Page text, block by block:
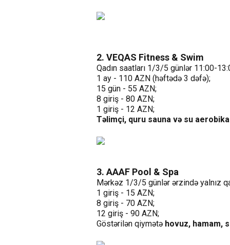
2. VEQAS Fitness & Swim
Qadın saatları 1/3/5 günlər 11:00-
1 ay - 110 AZN (həftədə 3 dəfə);
15 gün - 55 AZN;
8 giriş - 80 AZN;
1 giriş - 12 AZN;
Təlimçi, quru sauna və su
3. AAAF Pool & Spa
Mərkəz 1/3/5 günlər ərzində yalnız
1 giriş - 15 AZN;
8 giriş - 70 AZN;
12 giriş - 90 AZN;
Göstərilən qiymətə hovuz, hamam,